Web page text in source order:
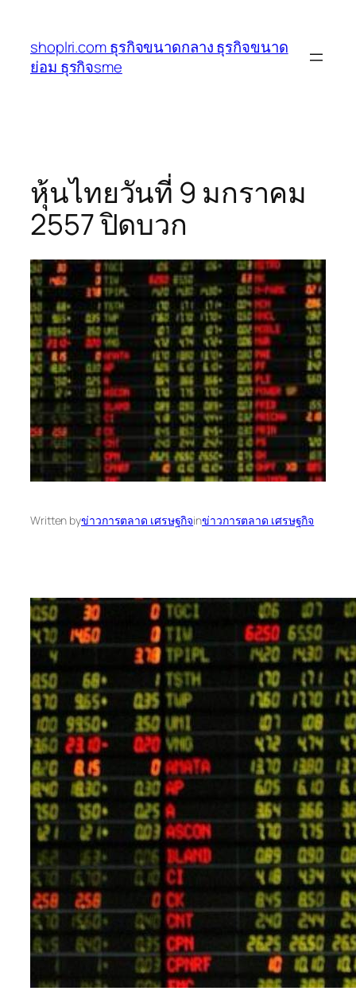
เนื้อหา
shoplri.com ธุรกิจขนาดกลาง ธุรกิจขนาด
ย่อม ธุรกิจsme
หุ้นไทยวันที่ 9 มกราคม
2557 ปิดบวก
Written byข่าวการตลาด เศรษฐกิจinข่าวการตลาด เศรษฐกิจ